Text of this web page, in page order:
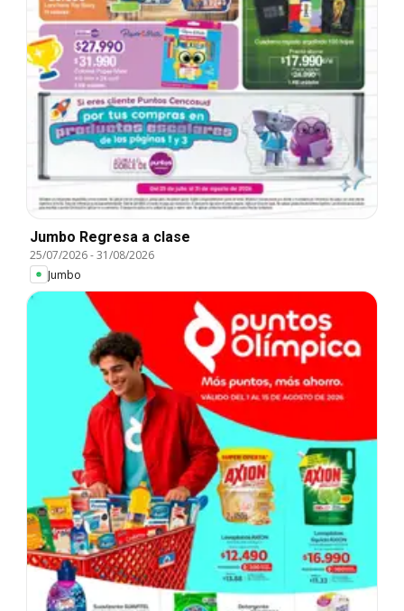
Jumbo Regresa a clase
25/07/2026-31/08/2026
Jumbo